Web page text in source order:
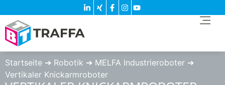
Startseite ➔ Robotik ➔ MELFA Industrieroboter ➔
Vertikaler Knickarmroboter